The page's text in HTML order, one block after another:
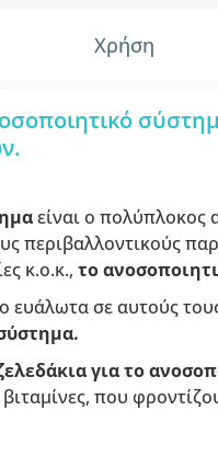
Χρήση
είναι ο πολύπλοκος
περιβαλλοντικούς
κ.ο.κ., το
ευάλωτα σε αυτούς
για το
που